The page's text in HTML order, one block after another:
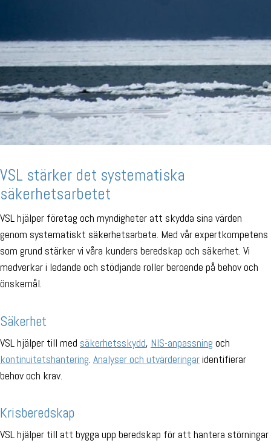
VSL stärker det systematiska
säkerhetsarbetet
VSL hjälper företag och myndigheter att skydda sina värden
genom systematiskt säkerhetsarbete. Med vår expertkompetens
som grund stärker vi våra kunders beredskap och säkerhet. Vi
medverkar i ledande och stödjande roller beroende på behov och
önskemål.
Säkerhet
VSL hjälper till med säkerhetsskydd, NIS-anpassning och
kontinuitetshantering. Analyser och utvärderingaridentifierar
behov och krav.
Krisberedskap
VSL hjälper till att bygga upp beredskap för att hantera störningar